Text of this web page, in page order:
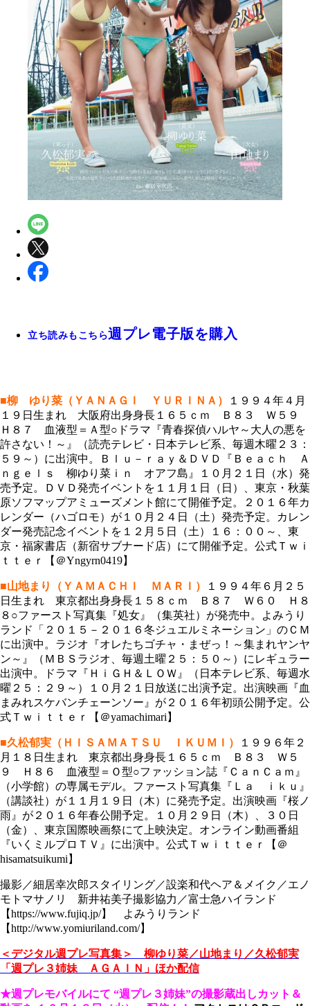
立ち読みもこちら週プレ電子版を購入
■柳 ゆり菜（ＹＡＮＡＧＩ ＹＵＲＩＮＡ）
１９９４年４月
１９日生まれ 大阪府出身身長１６５ｃｍ Ｂ８３ Ｗ５９
Ｈ８７ 血液型＝Ａ型○ドラマ『青春探偵ハルヤ～大人の悪を
許さない！～』（読売テレビ・日本テレビ系、毎週木曜２３：
５９～）に出演中。Ｂｌｕ－ｒａｙ＆ＤＶＤ『Ｂｅａｃｈ Ａ
ｎｇｅｌｓ 柳ゆり菜ｉｎ オアフ島』１０月２１日（水）発
売予定。ＤＶＤ発売イベントを１１月１日（日）、東京・秋葉
原ソフマップアミューズメント館にて開催予定。２０１６年カ
レンダー（ハゴロモ）が１０月２４日（土）発売予定。カレン
ダー発売記念イベントを１２月５日（土）１６：００～、東
京・福家書店（新宿サブナード店）にて開催予定。公式Ｔｗｉ
ｔｔｅｒ【＠Yngyrn0419】
■山地まり（ＹＡＭＡＣＨＩ ＭＡＲＩ）
１９９４年６月２５
日生まれ 東京都出身身長１５８ｃｍ Ｂ８７ Ｗ６０ Ｈ８
８○ファースト写真集『処女』（集英社）が発売中。よみうり
ランド「２０１５－２０１６冬ジュエルミネーション」のＣＭ
に出演中。ラジオ『オレたちゴチャ・まぜっ！～集まれヤンヤ
ン～』（ＭＢＳラジオ、毎週土曜２５：５０～）にレギュラー
出演中。ドラマ『ＨｉＧＨ＆ＬＯＷ』（日本テレビ系、毎週水
曜２５：２９～）１０月２１日放送に出演予定。出演映画『血
まみれスケバンチェーンソー』が２０１６年初頭公開予定。公
式Ｔｗｉｔｔｅｒ【＠yamachimari】
■久松郁実（ＨＩＳＡＭＡＴＳＵ ＩＫＵＭＩ）
１９９６年２
月１８日生まれ 東京都出身身長１６５ｃｍ Ｂ８３ Ｗ５
９ Ｈ８６ 血液型＝Ｏ型○ファッション誌『ＣａｎＣａｍ』
（小学館）の専属モデル。ファースト写真集『Ｌａ ｉｋｕ』
（講談社）が１１月１９日（木）に発売予定。出演映画『桜ノ
雨』が２０１６年春公開予定。１０月２９日（木）、３０日
（金）、東京国際映画祭にて上映決定。オンライン動画番組
『いくミルプロＴＶ』に出演中。公式Ｔｗｉｔｔｅｒ【＠
hisamatsuikumi】
撮影／細居幸次郎スタイリング／設楽和代ヘア＆メイク／エノ
モトマサノリ 新井祐美子撮影協力／富士急ハイランド
【https://www.fujiq.jp/】 よみうりランド
【http://www.yomiuriland.com/】
＜デジタル週プレ写真集＞ 柳ゆり菜／山地まり／久松郁実
「週プレ３姉妹 ＡＧＡＩＮ」ほか配信
★週プレモバイルにて “週プレ３姉妹”の撮影蔵出しカット＆